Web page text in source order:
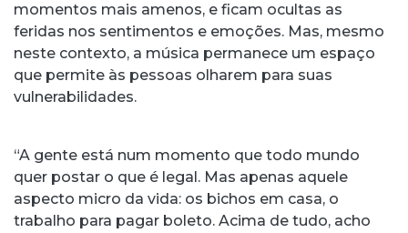
momentos mais amenos, e ficam ocultas as
feridas nos sentimentos e emoções. Mas, mesmo
neste contexto, a música permanece um espaço
que permite às pessoas olharem para suas
vulnerabilidades.
“A gente está num momento que todo mundo
quer postar o que é legal. Mas apenas aquele
aspecto micro da vida: os bichos em casa, o
trabalho para pagar boleto. Acima de tudo, acho